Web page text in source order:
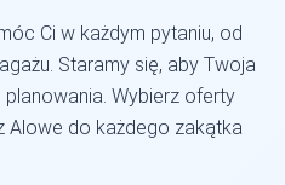
Ci w każdym pytaniu, od
Staramy się, aby Twoja
planowania. Wybierz oferty
Alowe do każdego zakątka